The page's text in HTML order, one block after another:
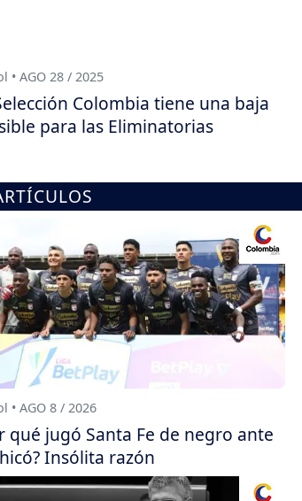
• AGO 28 / 2025
Colombia tiene una baja
para las Eliminatorias
• AGO 8 / 2026
qué jugó Santa Fe de negro ante
Insólita razón